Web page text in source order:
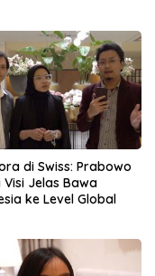
di Swiss: Prabowo
Visi Jelas Bawa
ke Level Global